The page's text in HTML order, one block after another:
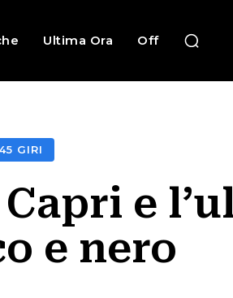
Ultima Ora Off
GIRI
e
e nero